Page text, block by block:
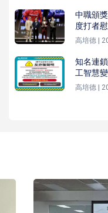
中職頒
度打者
高培德 |
知名連
工智慧
高培德 |